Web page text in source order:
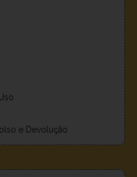
e Devolução